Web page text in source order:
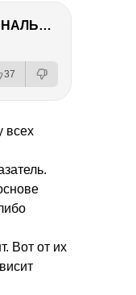
Sony Alpha 7 IV – ФИНАЛЬНЫЙ ОБЗОР
37
всех
Вот от их